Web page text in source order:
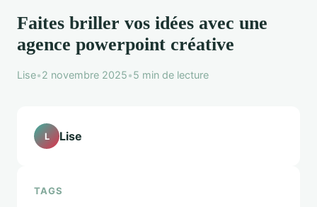
Faites briller vos idées avec une
agence powerpoint créative
Lise•2 novembre 2025•5 min de lecture
L Lise
TAGS